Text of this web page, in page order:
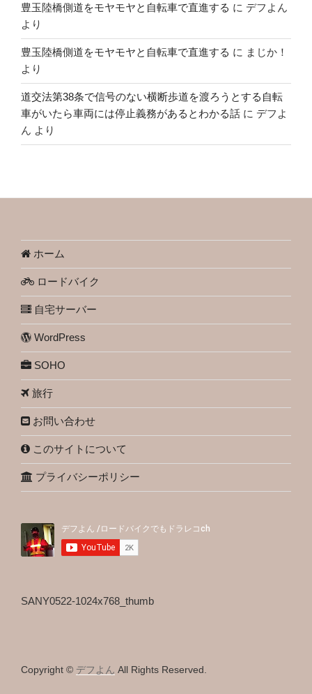
豊玉陸橋側道をモヤモヤと自転車で直進する に デフよん
より
豊玉陸橋側道をモヤモヤと自転車で直進する に まじか！
より
道交法第38条で信号のない横断歩道を渡ろうとする自転
車がいたら車両には停止義務があるとわかる話 に デフよ
ん より
ホーム
ロードバイク
自宅サーバー
WordPress
SOHO
旅行
お問い合わせ
このサイトについて
プライバシーポリシー
SANY0522-1024x768_thumb
Copyright © デフよん All Rights Reserved.